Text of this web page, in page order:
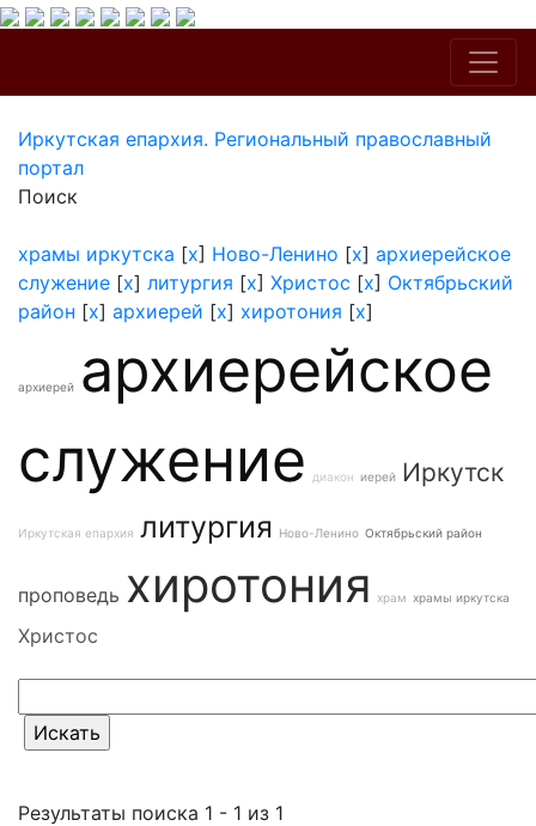
Иркутская епархия. Региональный православный
портал
Поиск
храмы иркутска [x] Ново-Ленино [x] архиерейское
служение [x] литургия [x] Христос [x] Октябрьский
район [x] архиерей [x] хиротония [x]
архиерей архиерейское
служение
диакон иерей Иркутск
Иркутская епархия литургия Ново-Ленино Октябрьский район
проповедь хиротония храм храмы иркутска
Христос
Результаты поиска 1 - 1 из 1